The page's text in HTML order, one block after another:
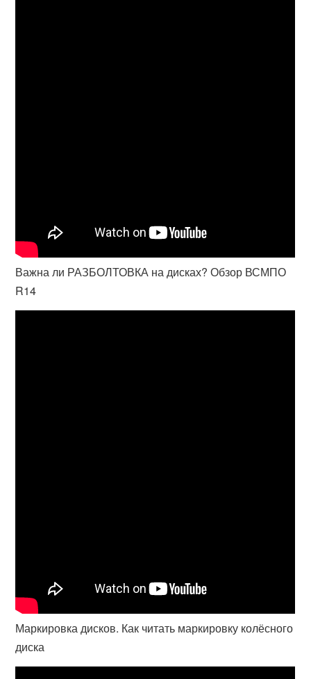
Важна ли РАЗБОЛТОВКА на дисках? Обзор ВСМПО
R14
Маркировка дисков. Как читать маркировку колёсного
диска